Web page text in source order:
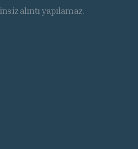
alıntı yapılamaz.